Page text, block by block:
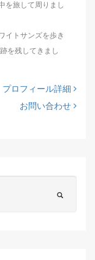
を旅して周りまし
イトサンズを歩き
を残してきまし
プロフィール詳細
お問い合わせ